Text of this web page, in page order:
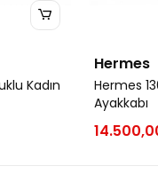
Kadın
Hermes
Hermes
Ayakkabı